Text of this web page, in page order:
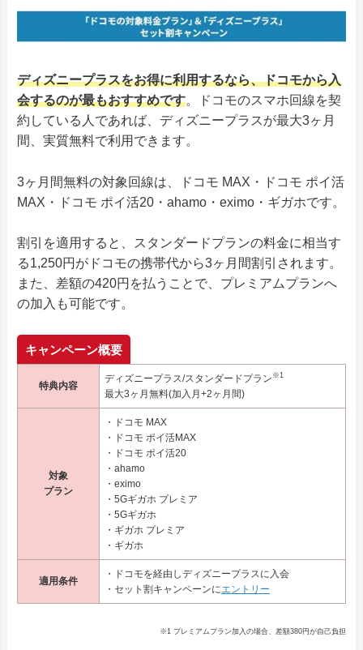
ディズニープラスをお得に利用するなら、ドコモから入
会するのが最もおすすめです。ドコモのスマホ回線を契
約している人であれば、ディズニープラスが最大3ヶ月
間、実質無料で利用できます。
3ヶ月間無料の対象回線は、ドコモ MAX・ドコモ ポイ活
MAX・ドコモ ポイ活20・ahamo・eximo・ギガホです。
割引を適用すると、スタンダードプランの料金に相当す
る1,250円がドコモの携帯代から3ヶ月間割引されます。
また、差額の420円を払うことで、プレミアムプランへ
の加入も可能です。
キャンペーン概要
特典内容
ディズニープラス/スタンダードプラン ※1
最大3ヶ月無料(加入月+2ヶ月間)
対象
プラン
・ドコモ MAX
・ドコモ ポイ活MAX
・ドコモ ポイ活20
・ahamo
・eximo
・5Gギガホ プレミア
・5Gギガホ
・ギガホ プレミア
・ギガホ
適用条件
・ドコモを経由しディズニープラスに入会
・セット割キャンペーンにエントリー
※1 プレミアムプラン加入の場合、差額380円が自己負担